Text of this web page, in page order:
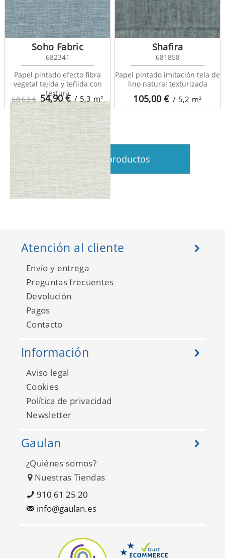
Studs Texture 683987
Studs Texture 683988
Studs Texture 683989
68,63 € 54,90€ / 5,3m²
Soho Fabric
682341
Papel pintado efecto fibra
vegetal tejida y teñida con
textura
105,00€ / 5,2 m²
Shafira
681858
Papel pintado imitación tela de
lino natural texturizada
Ver más productos
Atención al cliente
Envío y entrega
Preguntas frecuentes
Devolución
Pagos
Contacto
Información
Aviso legal
Cookies
Política de privacidad
Newsletter
Gaulan
¿Quiénes somos?
Nuestras Tiendas
910 61 25 20
info@gaulan.es